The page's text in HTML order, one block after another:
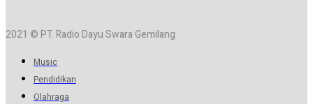
2021 © PT. Radio Dayu Swara Gemilang
Music
Pendidikan
Olahraga